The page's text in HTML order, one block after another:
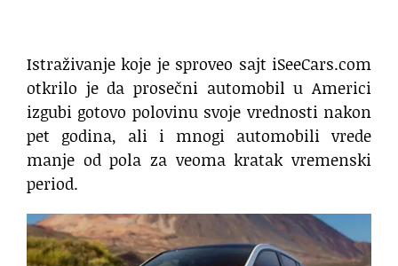
Istraživanje koje je sproveo sajt iSeeCars.com
otkrilo je da prosečni automobil u Americi
izgubi gotovo polovinu svoje vrednosti nakon
pet godina, ali i mnogi automobili vrede
manje od pola za veoma kratak vremenski
period.